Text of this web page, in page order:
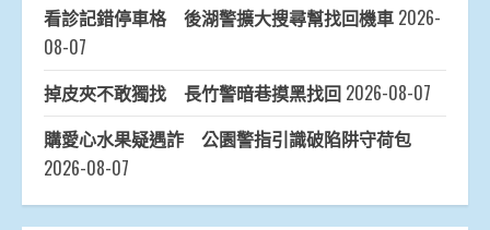
看診記錯停車格 後湖警擴大搜尋幫找回機車 2026-
08-07
掉皮夾不敢獨找 長竹警暗巷摸黑找回 2026-08-07
購愛心水果疑遇詐 公園警指引識破陷阱守荷包
2026-08-07